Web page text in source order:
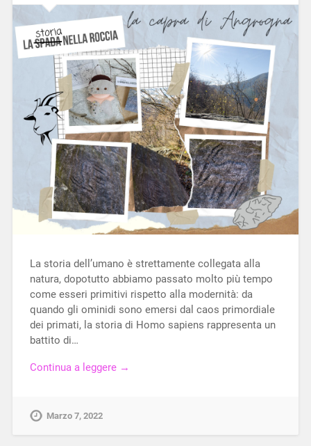
La storia dell’umano è strettamente collegata alla
natura, dopotutto abbiamo passato molto più tempo
come esseri primitivi rispetto alla modernità: da
quando gli ominidi sono emersi dal caos primordiale
dei primati, la storia di Homo sapiens rappresenta un
battito di…
Continua a leggere →
Marzo 7, 2022